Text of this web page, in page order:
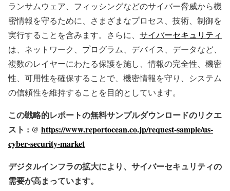
ランサムウェア、フィッシングなどのサイバー脅威から機
密情報を守るために、さまざまなプロセス、技術、制御を
実行することを含みます。さらに、 サイバーセキュリティ
は、ネットワーク、プログラム、デバイス、データなど、
複数のレイヤーにわたる保護を施し、情報の完全性、機密
性、可用性を確保することで、機密情報を守り、システム
の信頼性を維持することを目的としています。
この戦略的レポートの無料サンプルダウンロードのリクエ
スト : @ https://www.reportocean.co.jp/request-sample/us-
cyber-security-market
デジタルインフラの拡大により、サイバーセキュリティの
需要が高まっています。